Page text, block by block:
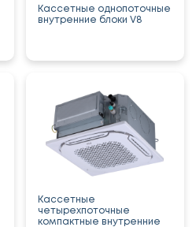
Кассетные однопоточные
внутренние блоки V8
Кассетные
четырехпоточные
компактные внутренние